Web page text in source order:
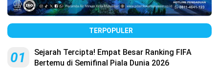
TERPOPULER
01
Sejarah Tercipta! Empat Besar Ranking FIFA
Bertemu di Semifinal Piala Dunia 2026